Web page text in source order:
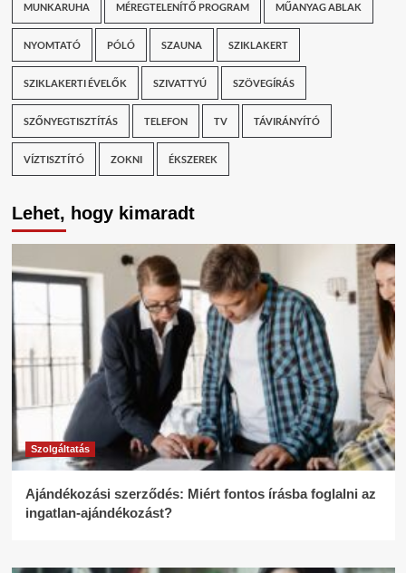
MUNKARUHA MÉREGTELENÍTŐ PROGRAM MŰANYAG ABLAK
NYOMTATÓ PÓLÓ SZAUNA SZIKLAKERT
SZIKLAKERTI ÉVELŐK SZIVATTYÚ SZÖVEGÍRÁS
SZŐNYEGTISZTÍTÁS TELEFON TV TÁVIRÁNYÍTÓ
VÍZTISZTÍTÓ ZOKNI ÉKSZEREK
Lehet, hogy kimaradt
Szolgáltatás
Ajándékozási szerződés: Miért fontos írásba foglalni az
ingatlan-ajándékozást?